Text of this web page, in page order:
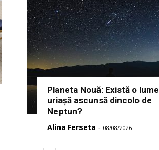
Planeta Nouă: Există o lume
uriașă ascunsă dincolo de
Neptun?
Alina Ferseta - 08/08/2026